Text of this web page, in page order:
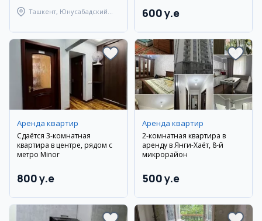
Ташкент, Юнусабадский
600 y.e
Аренда квартир
Сдаётся 3-комнатная
квартира в центре, рядом с
метро Minor
800 y.e
Аренда квартир
2-комнатная квартира в
аренду в Янги-Хаёт, 8-й
микрорайон
500 y.e